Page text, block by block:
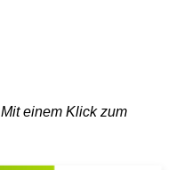
Mit einem Klick zum